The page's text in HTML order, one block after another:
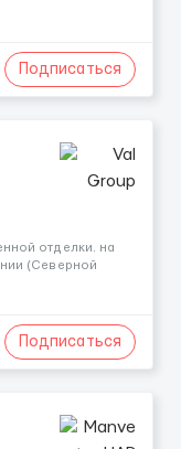
Подписаться
отделки. на
(Северной
Подписаться